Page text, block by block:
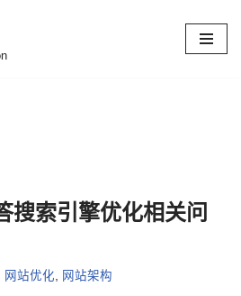
搜索引擎优化相关问
网站优化, 网站架构